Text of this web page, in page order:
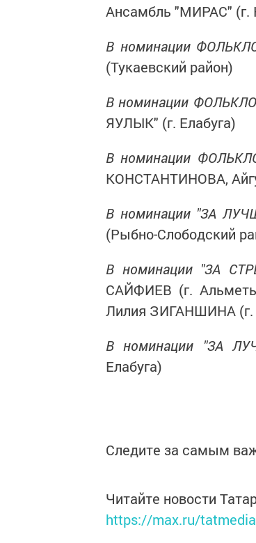
Ансамбль "МИРАС" (г.
В номинации
(Тукаевский район)
В номинации
ЯУЛЫК" (г. Елабуга)
В номинации
КОНСТАНТИНОВА,
В номинации "ЗА
(Рыбно-Слободский
В номинации "ЗА
САЙФИЕВ (г.
Лилия ЗИГАНШИНА (г.
В номинации "ЗА
Елабуга)
Следите за самым
Читайте новости
https://max.ru/tatmedia